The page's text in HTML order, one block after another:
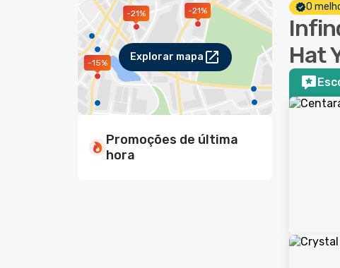
-21% -21%
-15%
Explorar mapa
Promoções de última
hora
O
Hat